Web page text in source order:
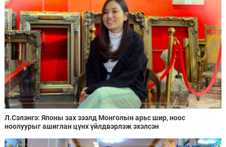
Л.Сэлэнгэ: Японы зах зээлд Монголын арьс шир, ноос
ноолуурыг ашиглан цүнх үйлдвэрлэж эхэлсэн